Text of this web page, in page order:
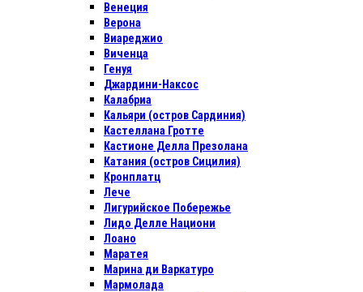
Венеция
Верона
Виареджио
Виченца
Генуя
Джардини-Наксос
Калабриа
Кальяри (остров Сардиния)
Кастеллана Гротте
Кастионе Делла Презолана
Катания (остров Сицилия)
Кронплатц
Лече
Лигурийское Побережье
Лидо Делле Национи
Лоано
Маратея
Марина ди Варкатуро
Мармолада